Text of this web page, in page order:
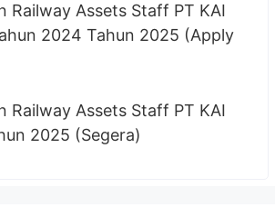
Railway Assets Staff PT KAI
2024 Tahun 2025 (Apply
Railway Assets Staff PT KAI
2025 (Segera)